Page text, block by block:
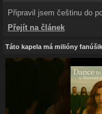
Připravil jsem češtinu do
Přejít na článek
Táto kapela má milióny